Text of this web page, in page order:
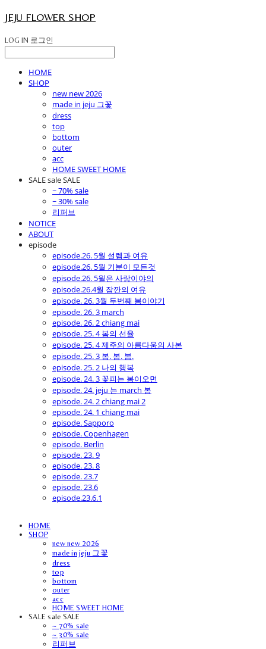
JEJU FLOWER SHOP
LOG IN 로그인
HOME
SHOP
new new 2026
made in jeju 그꽃
dress
top
bottom
outer
acc
HOME SWEET HOME
SALE sale SALE
~ 70% sale
~ 30% sale
리퍼브
NOTICE
ABOUT
episode
episode.26. 5월 설렘과 여유
episode.26. 5월 기분이 모든것
episode.26. 5월은 사랑이야의
episode.26.4월 잠깐의 여유
episode. 26. 3월 두번째 봄이야기
episode. 26. 3 march
episode. 26. 2 chiang mai
episode. 25. 4 봄의 선율
episode. 25. 4 제주의 아름다움의 사본
episode. 25. 3 봄. 봄. 봄.
episode. 25. 2 나의 행복
episode. 24. 3 꽃피는 봄이오면
episode. 24. jeju 는 march 봄
episode. 24. 2 chiang mai 2
episode. 24. 1 chiang mai
episode. Sapporo
episode. Copenhagen
episode. Berlin
episode. 23. 9
episode. 23. 8
episode. 23.7
episode. 23.6
episode.23.6.1
HOME
SHOP
new new 2026
made in jeju 그꽃
dress
top
bottom
outer
acc
HOME SWEET HOME
SALE sale SALE
~ 70% sale
~ 30% sale
리퍼브